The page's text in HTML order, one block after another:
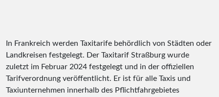
In Frankreich werden Taxitarife behördlich von Städten oder
Landkreisen festgelegt. Der Taxitarif Straßburg wurde
zuletzt im Februar 2024 festgelegt und in der offiziellen
Tarifverordnung veröffentlicht. Er ist für alle Taxis und
Taxiunternehmen innerhalb des Pflichtfahrgebietes